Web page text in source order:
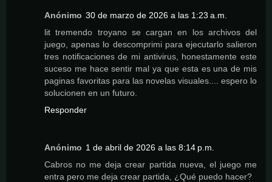
Anónimo 30 de marzo de 2026 a las 1:23 a.m.
lit tremendo troyano se cargan en los archivos del
juego, apenas lo descomprimi para ejecutarlo salieron
tres notificaciones de mi antivirus, honestamente este
suceso me hace sentir mal ya que esta es una de mis
paginas favoritas para las novelas visuales.... espero lo
solucionen en un futuro.
Responder
Anónimo 1 de abril de 2026 a las 8:14 p.m.
Cabros no me deja crear partida nueva, el juego me
entra pero me deja crear partida, ¿Qué puedo hacer?